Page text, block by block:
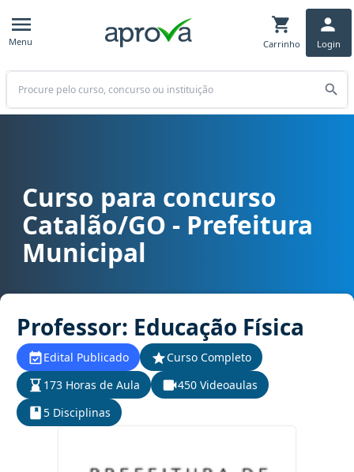
Menu Carrinho Login
Buscar
Curso para concurso Catalão/GO - Prefeitura Municipal cargo
Curso para concurso
Catalão/GO - Prefeitura
Municipal
Professor: Educação Física
Edital Publicado
Curso Completo
173 Horas de Aula
450 Videoaulas
5 Disciplinas